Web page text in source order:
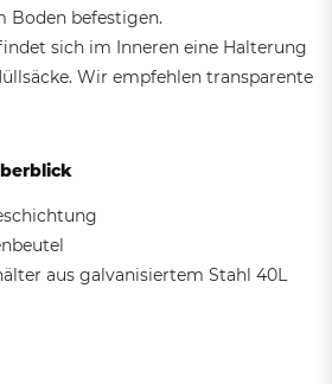
Boden befestigen.
sich im Inneren eine Halterung
Wir empfehlen transparente
aus galvanisiertem Stahl 40L